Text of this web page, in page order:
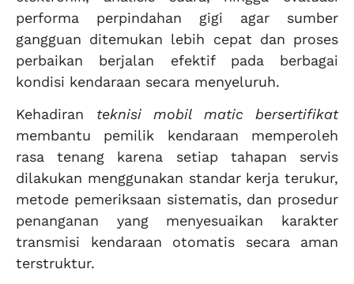
performa perpindahan gigi agar sumber
gangguan ditemukan lebih cepat dan proses
perbaikan berjalan efektif pada berbagai
kondisi kendaraan secara menyeluruh.
Kehadiran teknisi mobil matic bersertifikat
membantu pemilik kendaraan memperoleh
rasa tenang karena setiap tahapan servis
dilakukan menggunakan standar kerja terukur,
metode pemeriksaan sistematis, dan prosedur
penanganan yang menyesuaikan karakter
transmisi kendaraan otomatis secara aman
terstruktur.